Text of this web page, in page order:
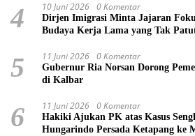
4 10 Juni 2026 0 Komentar
Dirjen Imigrasi Minta Jajaran
Budaya Kerja Lama yang Tak
5 11 Juni 2026 0 Komentar
Gubernur Ria Norsan Dorong
di Kalbar
6 11 Juni 2026 0 Komentar
Hakiki Ajukan PK atas Kasus
Hungarindo Persada Ketapang ke